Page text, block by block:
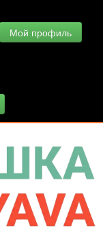
Мой профиль